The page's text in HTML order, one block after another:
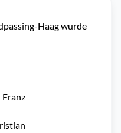
Haag wurde